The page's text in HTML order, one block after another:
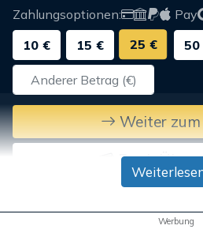
Zahlungsoptionen: Pay
10 €
15 € 25 € 50
Weiter zum
Bank-
Werbung